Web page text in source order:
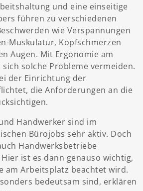
und eine einseitige
führen zu verschiedenen
wie Verspannungen
Muskulatur, Kopfschmerzen
Augen. Mit Ergonomie am
solche Probleme vermeiden.
der Einrichtung der
die Anforderungen an die
Handwerker sind im
Bürojobs sehr aktiv. Doch
Handwerksbetriebe
ist es dann genauso wichtig,
am Arbeitsplatz beachtet wird.
bedeutsam sind, erklären